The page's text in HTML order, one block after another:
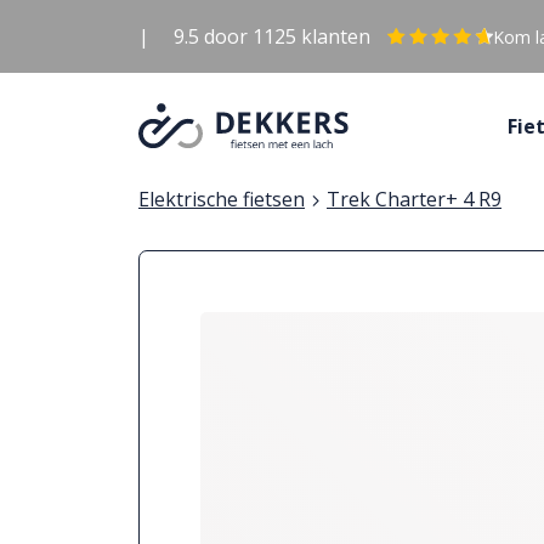
| 9.5 door 1125 klanten Kom
Elektrische fietsen Trek Charter+ 4 R9